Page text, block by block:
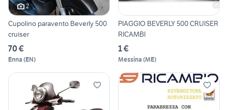
2
Cupolino paravento Beverly 500
cruiser
70 €
Enna (EN)
PIAGGIO BEVERLY 500 CRUISER
RICAMBI
1 €
Messina (ME)